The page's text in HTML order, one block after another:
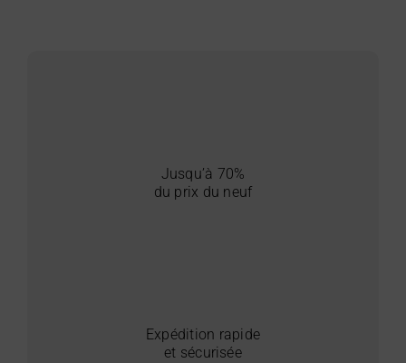
Jusqu’à 70%
du prix du neuf
Expédition rapide
et sécurisée